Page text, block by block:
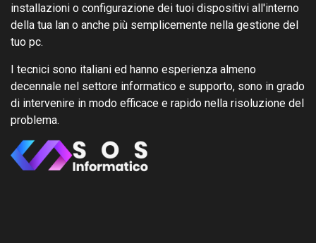
installazioni o configurazione dei tuoi dispositivi all'interno
della tua lan o anche più semplicemente nella gestione del
tuo pc.
I tecnici sono italiani ed hanno esperienza almeno
decennale nel settore informatico e supporto, sono in grado
di intervenire in modo efficace e rapido nella risoluzione del
problema.